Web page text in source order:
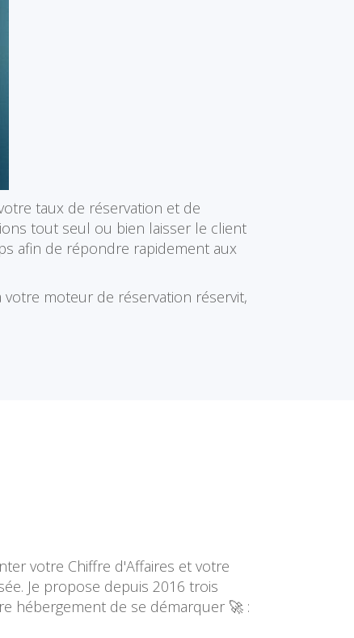
taux de réservation et de
tout seul ou bien laisser le client
afin de répondre rapidement aux
moteur de réservation réservit,
votre Chiffre d'Affaires et votre
Je propose depuis 2016 trois
hébergement de se démarquer 🚀 :